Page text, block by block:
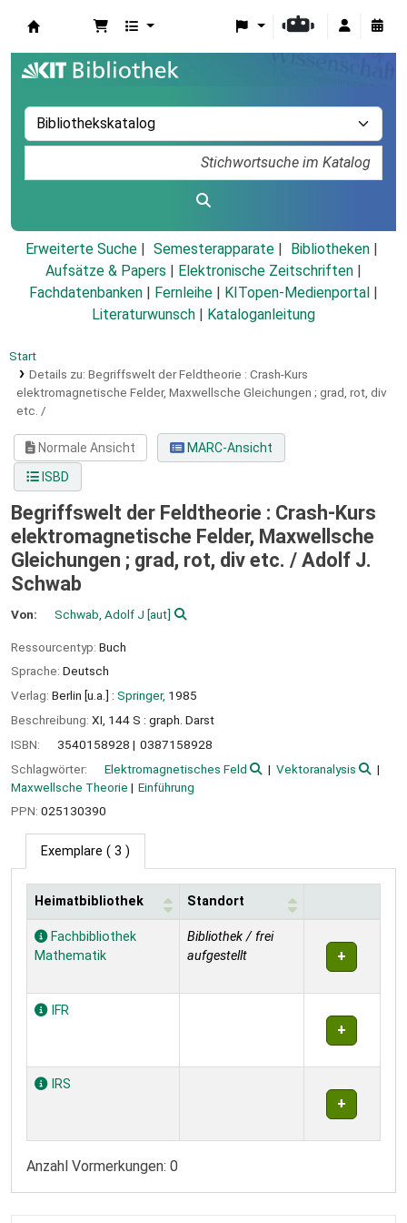
Erweiterte Suche Semesterapparate
Bibliotheken
Aufsätze & Papers
Elektronische Zeitschriften
Fachdatenbanken
Fernleihe KITopen-Medienportal
Literaturwunsch
Kataloganleitung
Start
Details zu: Begriffswelt der Feldtheorie : Crash-Kurs
elektromagnetische Felder, Maxwellsche Gleichungen ; grad, rot, div
etc. /
Normale Ansicht
MARC-Ansicht
ISBD
Begriffswelt der Feldtheorie : Crash-Kurs
elektromagnetische Felder, Maxwellsche
Gleichungen ; grad, rot, div etc. / Adolf J.
Schwab
Von: Schwab, Adolf J [aut]
Ressourcentyp: Buch
Sprache: Deutsch
Verlag: Berlin [u.a.] : Springer, 1985
Beschreibung: XI, 144 S : graph. Darst
ISBN:
3540158928
0387158928
Schlagwörter:
Elektromagnetisches Feld
Vektoranalysis
Maxwellsche Theorie
Einführung
PPN: 025130390
Exemplare ( 3 )
Exemplare
Heimatbibliothek Standort
Fachbibliothek
Mathematik
Bibliothek / frei
aufgestellt
IFR
IRS
Anzahl Vormerkungen: 0